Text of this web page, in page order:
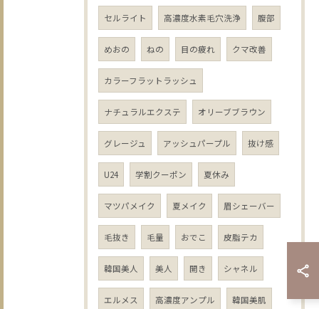
セルライト 高濃度水素毛穴洗浄 腹部
めおの ねの 目の疲れ クマ改善
カラーフラットラッシュ
ナチュラルエクステ オリーブブラウン
グレージュ アッシュパープル 抜け感
U24 学割クーポン 夏休み
マツパメイク 夏メイク 眉シェーバー
毛抜き 毛量 おでこ 皮脂テカ
韓国美人 美人 開き シャネル
エルメス 高濃度アンプル 韓国美肌